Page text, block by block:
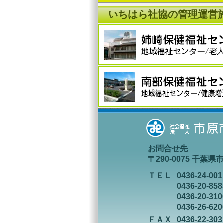
いちはら社協の管理運営
お問合せ先
〒290-0075 千葉県
ＴＥＬ
0436-24-
0436-20-
0436-20-
0436-26-
ＦＡＸ
0436-22-